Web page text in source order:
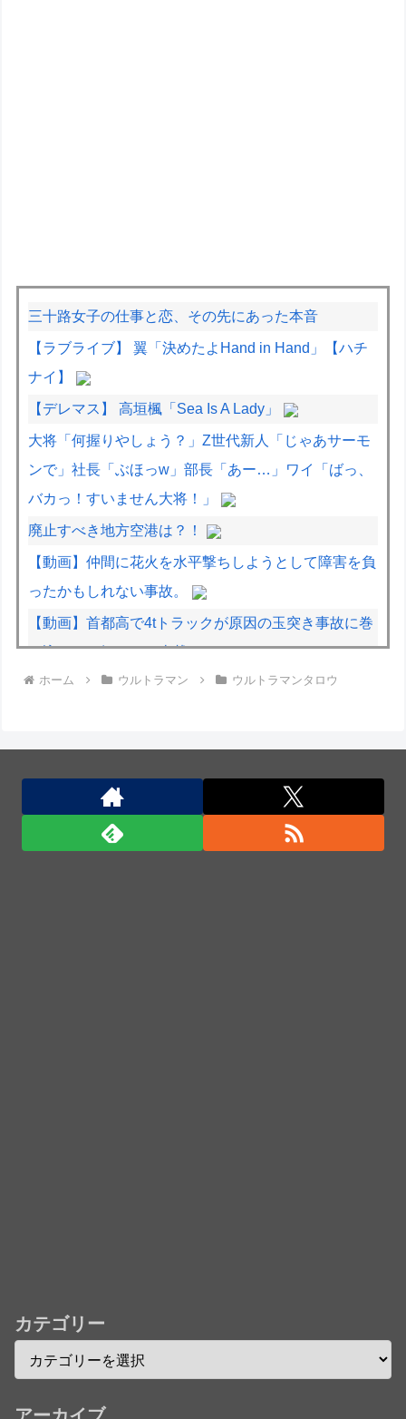
三十路女子の仕事と恋、その先にあった本音
【ラブライブ】 翼「決めたよHand in Hand」【ハチ
ナイ】
【デレマス】 高垣楓「Sea Is A Lady」
大将「何握りやしょう？」Z世代新人「じゃあサーモ
ンで」社長「ぶほっw」部長「あー…」ワイ「ばっ、
バカっ！すいません大将！」
廃止すべき地方空港は？！
【動画】仲間に花火を水平撃ちしようとして障害を負
ったかもしれない事故。
【動画】首都高で4tトラックが原因の玉突き事故に巻
き込まれた軽バンの車載。
なぜこんなに多くの物が中国製なのか？…米メディ
「君たちはどう生きるか」Blu-ray予約受付開始！ア
フレコ台本や絵コンテ、米津玄師による主題歌「地球
ホーム ウルトラマン ウルトラマンタロウ
カテゴリー